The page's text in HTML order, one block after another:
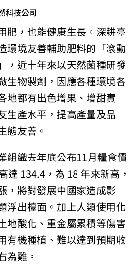
科技公司
肥，也能健康生長。深耕臺
環境友善輔助肥料的「滾動
，近十年來以天然菌種研發
生物製劑，因應各種環境各
地都有出色增果、增甜實
生產水平，提高產量及品
友善。
組織去年底公布11月糧食價
134.4，為 18 年來新高，
，將對發展中國家造成影
浮出檯面。加上人類使用化
地酸化、重金屬累積等傷害
有機種植、難以達到預期收
難。